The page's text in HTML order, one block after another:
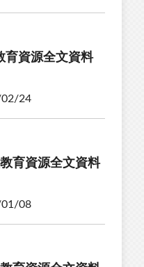
育資源全文資料
02/24
育資源全文資料
01/08